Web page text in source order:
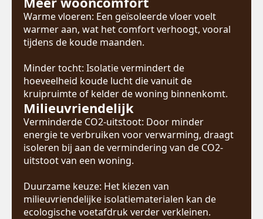
Warme vloeren: Een geïsoleerde vloer voelt
warmer aan, wat het comfort verhoogt, vooral
tijdens de koude maanden.
Minder tocht: Isolatie vermindert de
hoeveelheid koude lucht die vanuit de
kruipruimte of kelder de woning binnenkomt.
Milieuvriendelijk
Verminderde CO2-uitstoot: Door minder
energie te verbruiken voor verwarming, draagt
isoleren bij aan de vermindering van de CO2-
uitstoot van een woning.
Duurzame keuze: Het kiezen van
milieuvriendelijke isolatiematerialen kan de
ecologische voetafdruk verder verkleinen.